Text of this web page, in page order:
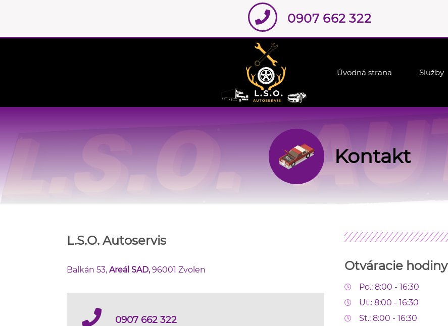
0907 662 322
Úvodná strana Služby
Kontakt
L.S.O. Autoservis
Balkán 53, Areál SAD,96001 Zvolen
0907 662 322
Otváracie hodiny
Po.: 8:00 - 16:30
Ut.: 8:00 - 16:30
St.: 8:00 - 16:30